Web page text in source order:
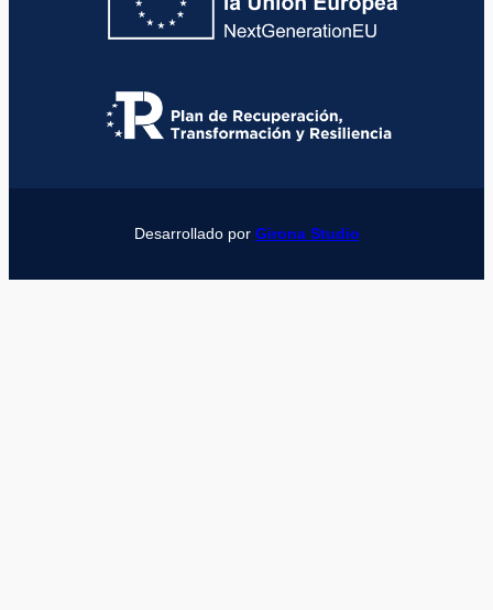
Desarrollado por Girona Studio